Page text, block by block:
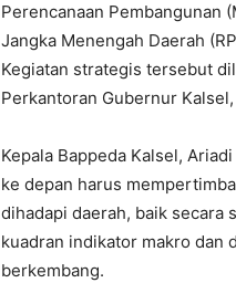
Perencanaan Pembangunan
Jangka Menengah Daerah
Kegiatan strategis tersebut
Perkantoran Gubernur
Kepala Bappeda Kalsel,
ke depan harus
dihadapi daerah, baik secara
kuadran indikator makro dan
berkembang.